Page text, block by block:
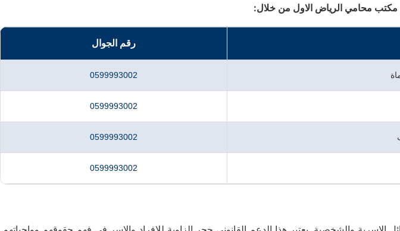
محامي الرياض الاول من خلال:
رقم الجوال
0599993002
0599993002
0599993002
0599993002